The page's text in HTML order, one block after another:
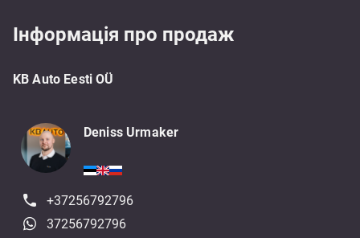
Інформація про продаж
KB Auto Eesti OÜ
Deniss Urmaker
+37256792796
37256792796